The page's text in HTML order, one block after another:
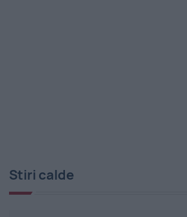
Stiri calde